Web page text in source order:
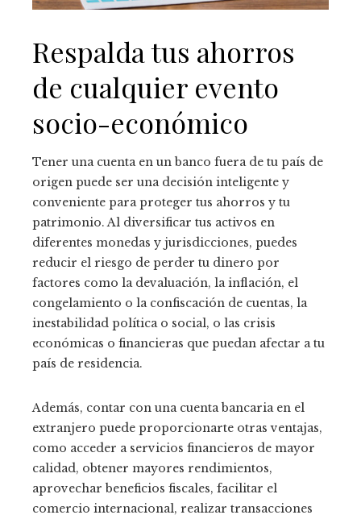
Respalda tus ahorros
de cualquier evento
socio-económico
Tener una cuenta en un banco fuera de tu país de
origen puede ser una decisión inteligente y
conveniente para proteger tus ahorros y tu
patrimonio. Al diversificar tus activos en
diferentes monedas y jurisdicciones, puedes
reducir el riesgo de perder tu dinero por
factores como la devaluación, la inflación, el
congelamiento o la confiscación de cuentas, la
inestabilidad política o social, o las crisis
económicas o financieras que puedan afectar a tu
país de residencia.
Además, contar con una cuenta bancaria en el
extranjero puede proporcionarte otras ventajas,
como acceder a servicios financieros de mayor
calidad, obtener mayores rendimientos,
aprovechar beneficios fiscales, facilitar el
comercio internacional, realizar transacciones